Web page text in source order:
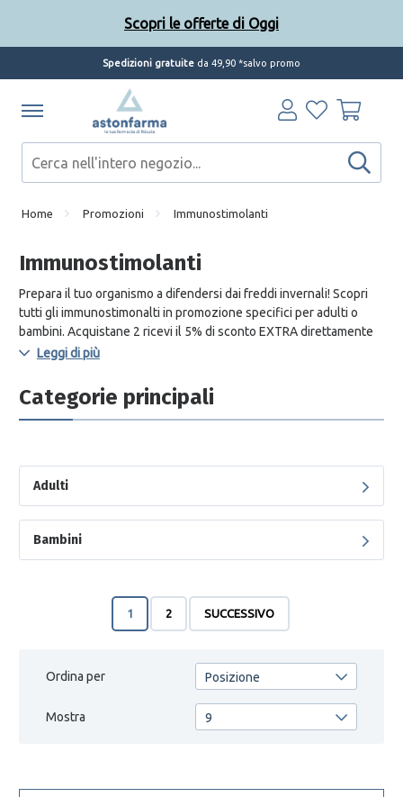
Spedizioni gratuite da 49,90 *salvo promo
Home Promozioni Immunostimolanti
Immunostimolanti
Prepara il tuo organismo a difendersi dai freddi invernali! Scopri
tutti gli immunostimonalti in promozione specifici per adulti o
bambini. Acquistane 2 ricevi il 5% di sconto EXTRA direttamente
nel carrello!
Leggi di più
Categorie principali
Adulti
Bambini
1 2 SUCCESSIVO
Ordina per Posizione
Mostra 9
Scopri le offerte di Oggi